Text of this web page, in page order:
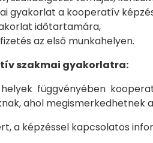
gyakorlat a kooperatív
időtartamára,
az első munkahelyen.
szakmai gyakorlatra:
függvényében
ahol megismerkedhetnek
a képzéssel kapcsolatos